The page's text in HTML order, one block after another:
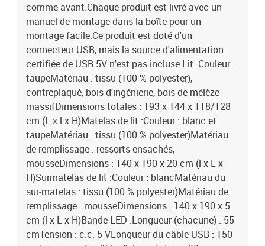
comme avant.Chaque produit est livré avec un
manuel de montage dans la boîte pour un
montage facile.Ce produit est doté d'un
connecteur USB, mais la source d'alimentation
certifiée de USB 5V n'est pas incluse.Lit :Couleur :
taupeMatériau : tissu (100 % polyester),
contreplaqué, bois d'ingénierie, bois de mélèze
massifDimensions totales : 193 x 144 x 118/128
cm (L x l x H)Matelas de lit :Couleur : blanc et
taupeMatériau : tissu (100 % polyester)Matériau
de remplissage : ressorts ensachés,
mousseDimensions : 140 x 190 x 20 cm (l x L x
H)Surmatelas de lit :Couleur : blancMatériau du
sur-matelas : tissu (100 % polyester)Matériau de
remplissage : mousseDimensions : 140 x 190 x 5
cm (l x L x H)Bande LED :Longueur (chacune) : 55
cmTension : c.c. 5 VLongueur du câble USB : 150